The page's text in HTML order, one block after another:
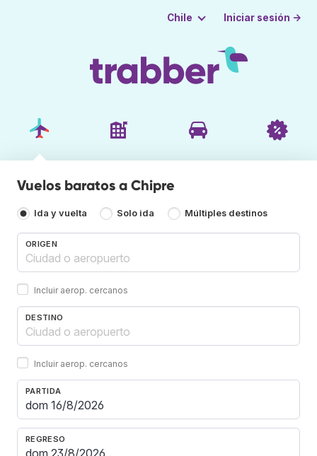
Chile Iniciar sesión →
Vuelos baratos a Chipre
Ida y vuelta Solo ida Múltiples destinos
ORIGEN
Incluir aerop. cercanos
DESTINO
Incluir aerop. cercanos
PARTIDA
REGRESO